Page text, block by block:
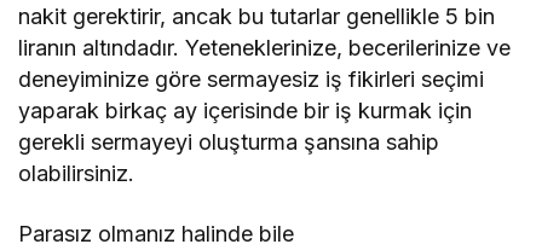
nakit gerektirir, ancak bu tutarlar genellikle 5 bin
liranın altındadır. Yeteneklerinize, becerilerinize ve
deneyiminize göre sermayesiz iş fikirleri seçimi
yaparak birkaç ay içerisinde bir iş kurmak için
gerekli sermayeyi oluşturma şansına sahip
olabilirsiniz.
Parasız olmanız halinde bile